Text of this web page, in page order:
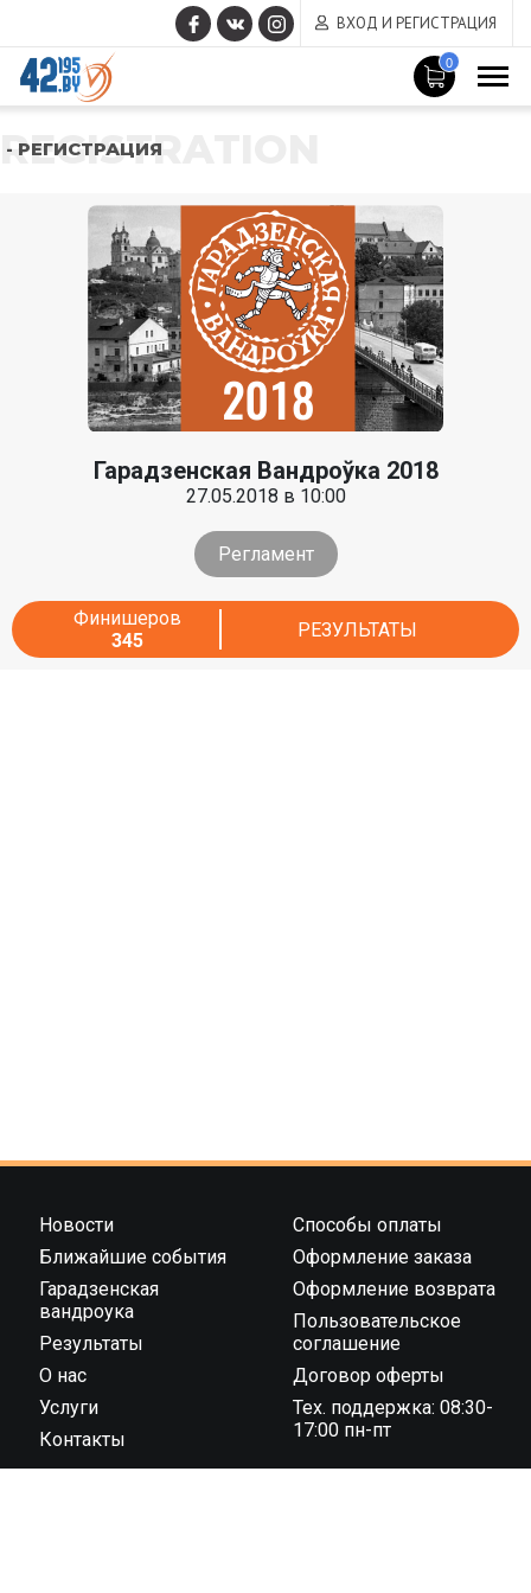
ВХОД И РЕГИСТРАЦИЯ
0
REGISTRATION
- РЕГИСТРАЦИЯ
Гарадзенская Вандроўка 2018
27.05.2018 в 10:00
Регламент
Финишеров
345
РЕЗУЛЬТАТЫ
Новости
Ближайшие события
Гарадзенская
вандроука
Результаты
О нас
Услуги
Контакты
Способы оплаты
Оформление заказа
Оформление возврата
Пользовательское
соглашение
Договор оферты
Тех. поддержка: 08:30-
17:00 пн-пт